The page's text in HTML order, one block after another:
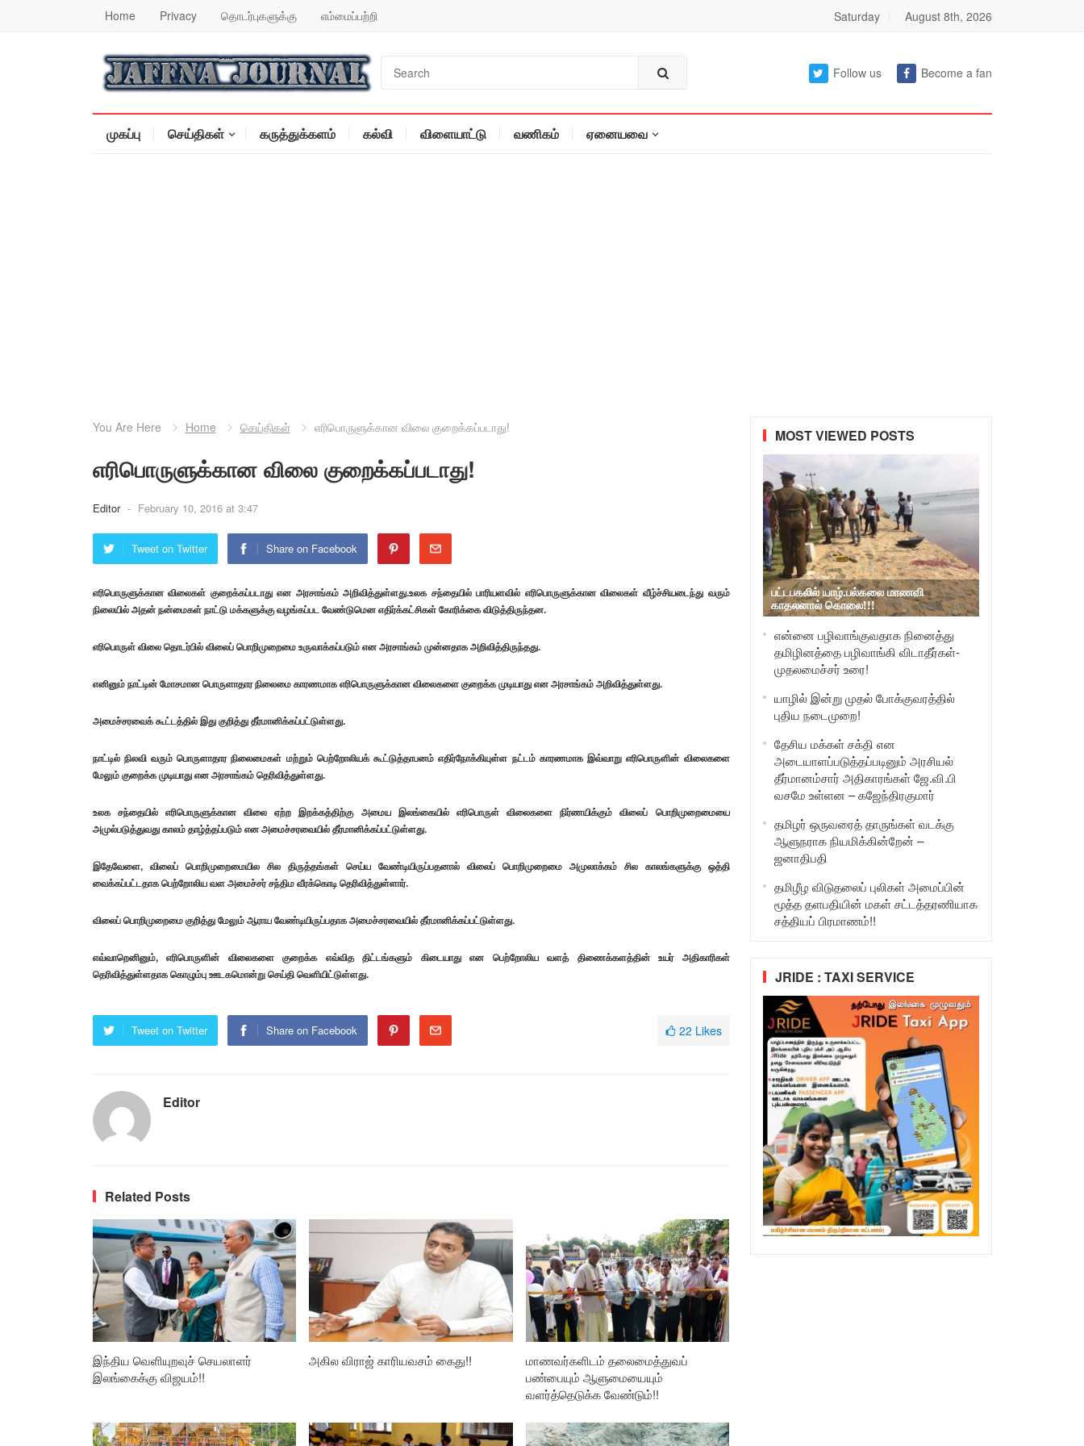
Home Privacy தொடர்புகளுக்கு எம்மைப்பற்றி Saturday August 8th, 2026
Follow us Become a fan
முகப்பு செய்திகள் கருத்துக்களம் கல்வி விளையாட்டு வணிகம் ஏனையவை
You Are Here Home செய்திகள் எரிபொருளுக்கான விலை குறைக்கப்படாது!
எரிபொருளுக்கான விலை குறைக்கப்படாது!
Editor - February 10, 2016 at 3:47
Tweet on Twitter Share on Facebook
எரிபொருளுக்கான விலைகள் குறைக்கப்படாது என அரசாங்கம் அறிவித்துள்ளது.உலக சந்தையில் பாரியளவில் எரிபொருளுக்கான விலைகள் வீழ்ச்சியடைந்து வரும்
நிலையில் அதன் நன்மைகள் நாட்டு மக்களுக்கு வழங்கப்பட வேண்டுமென எதிர்க்கட்சிகள் கோரிக்கை விடுத்திருந்தன.
எரிபொருள் விலை தொடர்பில் விலைப் பொறிமுறைமை உருவாக்கப்படும் என அரசாங்கம் முன்னதாக அறிவித்திருந்தது.
எனினும் நாட்டின் மோசமான பொருளாதார நிலைமை காரணமாக எரிபொருளுக்கான விலைகளை குறைக்க முடியாது என அரசாங்கம் அறிவித்துள்ளது.
அமைச்சரவைக் கூட்டத்தில் இது குறித்து தீர்மானிக்கப்பட்டுள்ளது.
நாட்டில் நிலவி வரும் பொருளாதார நிலைமைகள் மற்றும் பெற்றோலியக் கூட்டுத்தாபனம் எதிர்நோக்கியுள்ள நட்டம் காரணமாக இவ்வாறு எரிபொருளின் விலைகளை
மேலும் குறைக்க முடியாது என அரசாங்கம் தெரிவித்துள்ளது.
உலக சந்தையில் எரிபொருளுக்கான விலை ஏற்ற இறக்கத்திற்கு அமைய இலங்கையில் எரிபொருள் விலைகளை நிர்ணயிக்கும் விலைப் பொறிமுறைமையை
அமுல்படுத்துவது காலம் தாழ்த்தப்படும் என அமைச்சரவையில் தீர்மானிக்கப்பட்டுள்ளது.
இதேவேளை, விலைப் பொறிமுறைமையில சில திருத்தங்கள் செய்ய வேண்டியிருப்பதனால் விலைப் பொறிமுறைமை அமுலாக்கம் சில காலங்களுக்கு ஒத்தி
வைக்கப்பட்டதாக பெற்றோலிய வள அமைச்சர் சந்திம வீரக்கொடி தெரிவித்துள்ளார்.
விலைப் பொறிமுறைமை குறித்து மேலும் ஆராய வேண்டியிருப்பதாக அமைச்சரவையில் தீர்மானிக்கப்பட்டுள்ளது.
எவ்வாறெனினும், எரிபொருளின் விலைகளை குறைக்க எவ்வித திட்டங்களும் கிடையாது என பெற்றோலிய வளத் திணைக்களத்தின் உயர் அதிகாரிகள்
தெரிவித்துள்ளதாக கொழும்பு ஊடகமொன்று செய்தி வெளியிட்டுள்ளது.
Tweet on Twitter Share on Facebook 22 Likes
Editor
Related Posts
இந்திய வெளியுறவுச் செயலாளர்
இலங்கைக்கு விஜயம்!!
அகில விராஜ் காரியவசம் கைது!!
மாணவர்களிடம் தலைமைத்துவப்
பண்பையும் ஆளுமையையும்
வளர்த்தெடுக்க வேண்டும்!!
MOST VIEWED POSTS
பட்டபகலில் யாழ்.பல்கலை மாணவி
காதலனால் கொலை!!!
என்னை பழிவாங்குவதாக நினைத்து
தமிழினத்தை பழிவாங்கி விடாதீர்கள்-
முதலமைச்சர் உரை!
யாழில் இன்று முதல் போக்குவரத்தில்
புதிய நடைமுறை!
தேசிய மக்கள் சக்தி என
அடையாளப்படுத்தப்படினும் அரசியல்
தீர்மானம்சார் அதிகாரங்கள் ஜே.வி.பி
வசமே உள்ளன – கஜேந்திரகுமார்
தமிழர் ஒருவரைத் தாருங்கள் வடக்கு
ஆளுநராக நியமிக்கின்றேன் –
ஜனாதிபதி
தமிழீழ விடுதலைப் புலிகள் அமைப்பின்
மூத்த தளபதியின் மகள் சட்டத்தரணியாக
சத்தியப் பிரமாணம்!!
JRIDE : TAXI SERVICE